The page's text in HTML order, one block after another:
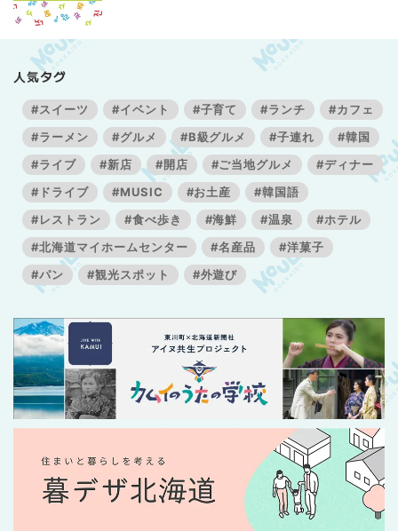
人気タグ
#スイーツ #イベント #子育て #ランチ
#カフェ
#ラーメン
#グルメ #B級グルメ #子連れ
#韓国
#ライブ
#新店 #開店 #ご当地グルメ
#ディナー
#ドライブ
#MUSIC #お土産
#韓国語
#レストラン
#食べ歩き #海鮮 #温泉
#ホテル
#北海道マイホームセンター
#名産品
#洋菓子
#パン
#観光スポット #外遊び